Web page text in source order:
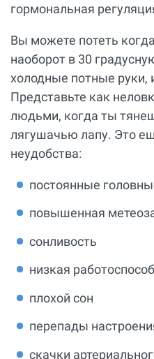
гормональная
Вы можете потеть
наоборот в 30
холодные потные руки,
Представьте как
людьми, когда ты
лягушачью лапу. Это
неудобства:
постоянные
повышенная
сонливость
низкая
плохой сон
перепады
скачки